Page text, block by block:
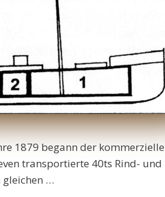
1879 begann der kommerzielle
transportierte 40ts Rind- und
gleichen …